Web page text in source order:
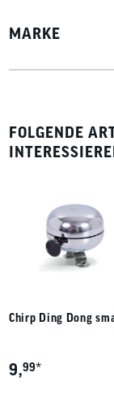
MARKE
FOLGENDE
Chirp Ding Dong
9,99*